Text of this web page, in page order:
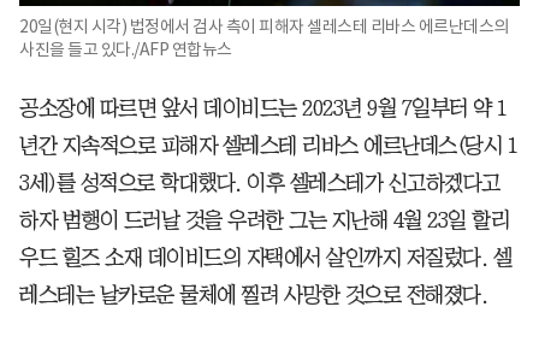
20일(현지 시각) 법정에서 검사 측이 피해자 셀레스테 리바스 에르난데스의
사진을 들고 있다./AFP 연합뉴스
공소장에 따르면 앞서 데이비드는 2023년 9월 7일부터 약 1
년간 지속적으로 피해자 셀레스테 리바스 에르난데스(당시 1
3세)를 성적으로 학대했다. 이후 셀레스테가 신고하겠다고
하자 범행이 드러날 것을 우려한 그는 지난해 4월 23일 할리
우드 힐즈 소재 데이비드의 자택에서 살인까지 저질렀다. 셀
레스테는 날카로운 물체에 찔려 사망한 것으로 전해졌다.